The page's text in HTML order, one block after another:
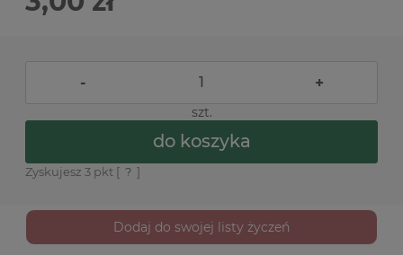
- +
szt.
do koszyka
Zyskujesz 3 pkt [ ? ]
Dodaj do swojej listy życzeń